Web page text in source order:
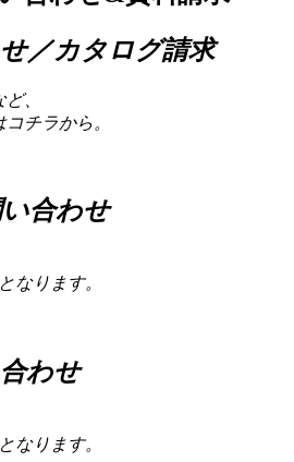
／カタログ請求
、
チラから。
合わせ
なります。
わせ
なります。